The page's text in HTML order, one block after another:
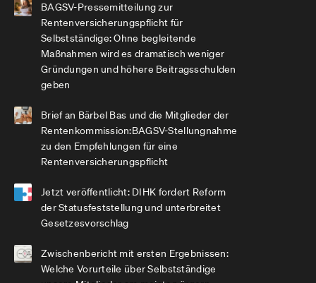
BAGSV-Pressemitteilung zur
Rentenversicherungspflicht für
Selbstständige: Ohne begleitende
Maßnahmen wird es dramatisch weniger
Gründungen und höhere Beitragsschulden
geben
Brief an Bärbel Bas und die Mitglieder der
Rentenkommission:BAGSV-Stellungnahme
zu den Empfehlungen für eine
Rentenversicherungspflicht
Jetzt veröffentlicht: DIHK fordert Reform
der Statusfeststellung und unterbreitet
Gesetzesvorschlag
Zwischenbericht mit ersten Ergebnissen:
Welche Vorurteile über Selbstständige